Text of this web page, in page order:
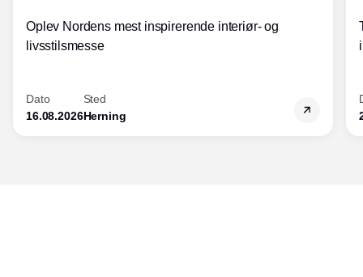
Oplev Nordens mest inspirerende interiør- og
livsstilsmesse
Dato
16.08.2026
Sted
Herning